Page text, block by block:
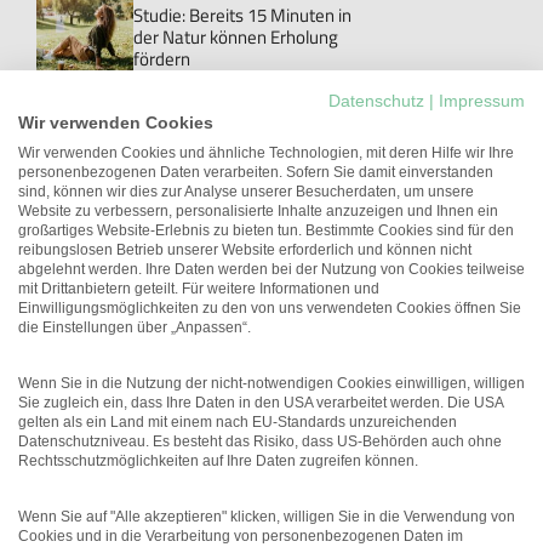
Studie: Bereits 15 Minuten in
der Natur können Erholung
fördern
Danke!: Das Wort, das im Job
meistens ungesagt bleibt
New Work
Studie: Workations können die
Arbeitgeberattraktivität
erhöhen
Führung
Unterschätztes Potenzial:
Führungskräfte mit
Einschränkungen
Datenschutz
Impressum
Wir verwenden Cookies
Wir verwenden Cookies und ähnliche Technologien, mit deren Hilfe wir Ihre
personenbezogenen Daten verarbeiten. Sofern Sie damit einverstanden
sind, können wir dies zur Analyse unserer Besucherdaten, um unsere
Website zu verbessern, personalisierte Inhalte anzuzeigen und Ihnen ein
großartiges Website-Erlebnis zu bieten tun. Bestimmte Cookies sind für den
reibungslosen Betrieb unserer Website erforderlich und können nicht
abgelehnt werden. Ihre Daten werden bei der Nutzung von Cookies teilweise
mit Drittanbietern geteilt. Für weitere Informationen und
Einwilligungsmöglichkeiten zu den von uns verwendeten Cookies öffnen Sie
die Einstellungen über „Anpassen“.
Wenn Sie in die Nutzung der nicht-notwendigen Cookies einwilligen, willigen
Sie zugleich ein, dass Ihre Daten in den USA verarbeitet werden. Die USA
gelten als ein Land mit einem nach EU-Standards unzureichenden
Datenschutzniveau. Es besteht das Risiko, dass US-Behörden auch ohne
Rechtsschutzmöglichkeiten auf Ihre Daten zugreifen können.
Wenn Sie auf "Alle akzeptieren" klicken, willigen Sie in die Verwendung von
Cookies und in die Verarbeitung von personenbezogenen Daten im